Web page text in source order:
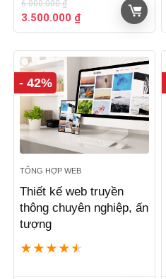
6.000.000₫
Giá
gốc
6.000.000 ₫.
3.500.000 ₫Giá
hiện
là:
3.500.000 ₫.
- 42%
TỔNG HỢP WEB
Thiết kế web truyền
thông chuyên nghiệp, ấn
tượng
★ ★ ★ ★ ★